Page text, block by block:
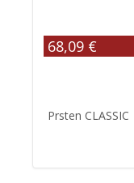
68,09 €
Prsten CLASSIC